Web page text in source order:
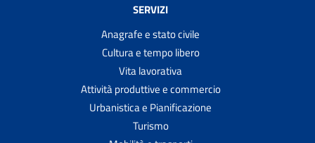
SERVIZI
Anagrafe e stato civile
Cultura e tempo libero
Vita lavorativa
Attività produttive e commercio
Urbanistica e Pianificazione
Turismo